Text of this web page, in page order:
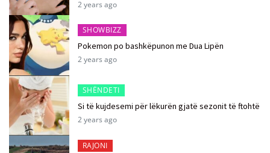
2 years ago
SHOWBIZZ
Pokemon po bashkëpunon me Dua Lipën
2 years ago
SHËNDETI
Si të kujdesemi për lëkurën gjatë sezonit të ftohtë
2 years ago
RAJONI